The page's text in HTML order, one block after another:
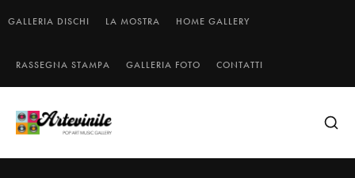
GALLERIA DISCHI LA MOSTRA HOME GALLERY
RASSEGNA STAMPA GALLERIA FOTO CONTATTI